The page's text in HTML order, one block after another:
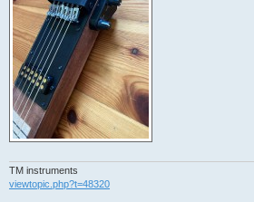
TM instruments
viewtopic.php?t=48320